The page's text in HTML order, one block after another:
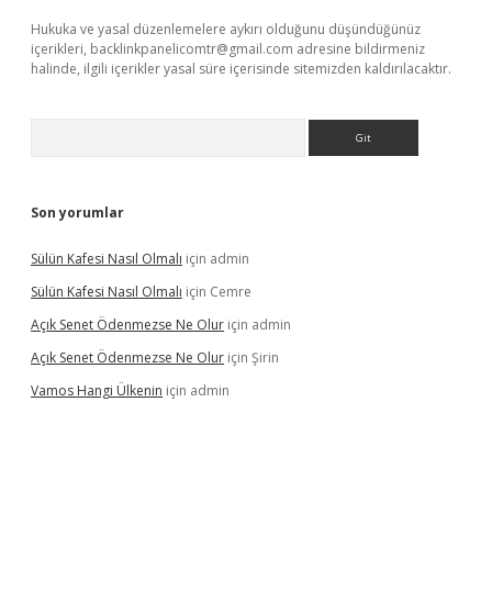
Hukuka ve yasal düzenlemelere aykırı olduğunu düşündüğünüz
içerikleri, backlinkpanelicomtr@gmail.com adresine bildirmeniz
halinde, ilgili içerikler yasal süre içerisinde sitemizden kaldırılacaktır.
Son yorumlar
Sülün Kafesi Nasıl Olmalı için admin
Sülün Kafesi Nasıl Olmalı için Cemre
Açık Senet Ödenmezse Ne Olur için admin
Açık Senet Ödenmezse Ne Olur için Şirin
Vamos Hangi Ülkenin için admin